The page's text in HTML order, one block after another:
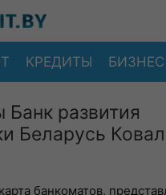
КРЕДИТЫ БИЗНЕС
Банк развития
Беларусь
банкоматов,